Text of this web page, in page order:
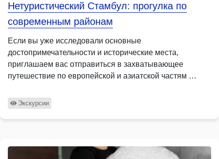
Нетуристический Стамбул: прогулка по
современным районам
Если вы уже исследовали основные
достопримечательности и исторические места,
приглашаем вас отправиться в захватывающее
путешествие по европейской и азиатской частям …
Экскурсии